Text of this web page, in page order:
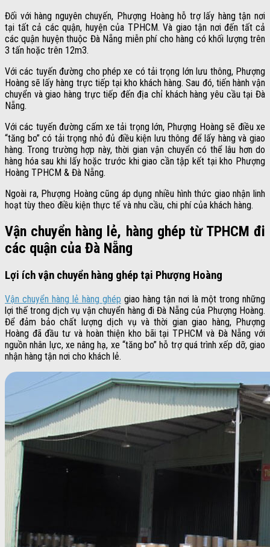
Đối với hàng nguyên chuyến, Phượng Hoàng hỗ trợ lấy hàng tận nơi
tại tất cả các quận, huyện của TPHCM. Và giao tận nơi đến tất cả
các quận huyện thuộc Đà Nẵng miễn phí cho hàng có khối lượng trên
3 tấn hoặc trên 12m3.
Với các tuyến đường cho phép xe có tải trọng lớn lưu thông, Phượng
Hoàng sẽ lấy hàng trực tiếp tại kho khách hàng. Sau đó, tiến hành vận
chuyển và giao hàng trực tiếp đến địa chỉ khách hàng yêu cầu tại Đà
Nẵng.
Với các tuyến đường cấm xe tải trọng lớn, Phượng Hoàng sẽ điều xe
“tăng bo” có tải trọng nhỏ đủ điều kiện lưu thông để lấy hàng và giao
hàng. Trong trường hợp này, thời gian vận chuyển có thể lâu hơn do
hàng hóa sau khi lấy hoặc trước khi giao cần tập kết tại kho Phượng
Hoàng TPHCM & Đà Nẵng.
Ngoài ra, Phượng Hoàng cũng áp dụng nhiều hình thức giao nhận linh
hoạt tùy theo điều kiện thực tế và nhu cầu, chi phí của khách hàng.
Vận chuyển hàng lẻ, hàng ghép từ TPHCM đi
các quận của Đà Nẵng
Lợi ích vận chuyển hàng ghép tại Phượng Hoàng
Vận chuyển hàng lẻ hàng ghép giao hàng tận nơi là một trong những
lợi thế trong dịch vụ vận chuyển hàng đi Đà Nẵng của Phượng Hoàng.
Để đảm bảo chất lượng dịch vụ và thời gian giao hàng, Phượng
Hoàng đã đầu tư và hoàn thiện kho bãi tại TPHCM và Đà Nẵng với
nguồn nhân lực, xe nâng hạ, xe “tăng bo” hỗ trợ quá trình xếp dỡ, giao
nhận hàng tận nơi cho khách lẻ.